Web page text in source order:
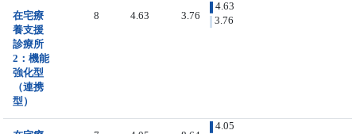
在宅療
養支援
診療所
2：機能
強化型
（連携
型）
8 4.63 3.76
4.63
3.76
4.05